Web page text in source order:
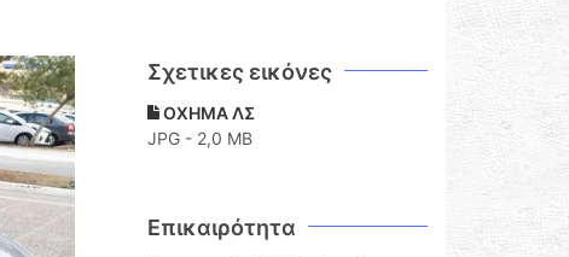
Σχετικες εικόνες
ΟΧΗΜΑ ΛΣ
JPG - 2,0 MB
Επικαιρότητα